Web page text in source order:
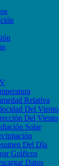
Relativa
Del Viento
Del Viento
Solar
Del Día
Gráficos
Datos